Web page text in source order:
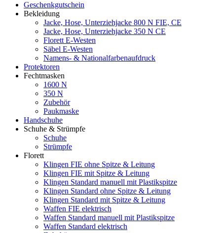
Geschenkgutschein
Bekleidung
Jacke, Hose, Unterziehjacke 800 N FIE, CE
Jacke, Hose, Unterziehjacke 350 N CE
Florett E-Westen
Säbel E-Westen
Namens- & Nationalfarbenaufdruck
Protektoren
Fechtmasken
1600 N
350 N
Zubehör
Paukmaske
Handschuhe
Schuhe & Strümpfe
Schuhe
Strümpfe
Florett
Klingen FIE ohne Spitze & Leitung
Klingen FIE mit Spitze & Leitung
Klingen Standard manuell mit Plastikspitze
Klingen Standard ohne Spitze & Leitung
Klingen Standard mit Spitze & Leitung
Waffen FIE elektrisch
Waffen Standard manuell mit Plastikspitze
Waffen Standard elektrisch